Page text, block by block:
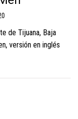
de Tijuana, Baja
versión en inglés